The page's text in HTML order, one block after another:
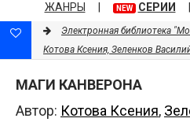
ЖАНРЫ NEW СЕРИИ
Электронная библиотека
Котова Ксения, Зеленков
МАГИ КАНВЕРОНА
Автор: Котова Ксения,